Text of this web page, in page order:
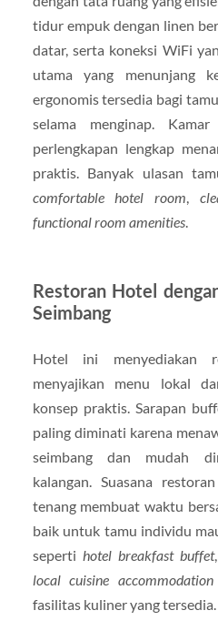
tidur empuk dengan linen
datar, serta koneksi WiFi
utama yang menunjang
ergonomis tersedia bagi
selama menginap.
perlengkapan lengkap
praktis. Banyak ulasan
comfortable hotel room,
functional room amenities.
Restoran Hotel
Seimbang
Hotel ini menyediakan
menyajikan menu lokal
konsep praktis. Sarapan
paling diminati karena
seimbang dan mudah
kalangan. Suasana
tenang membuat waktu
baik untuk tamu individu
seperti hotel breakfast buffet
local cuisine accommodation
fasilitas kuliner yang tersedia.